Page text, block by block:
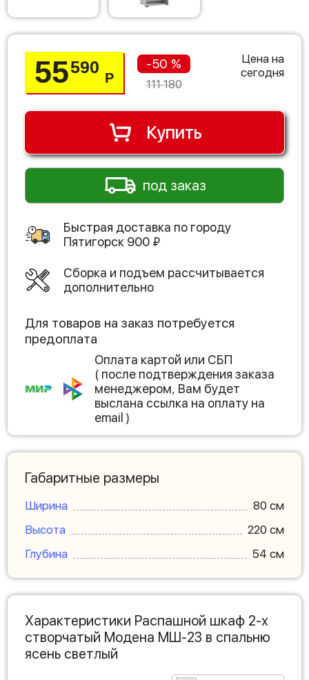
55590
Р
-50 %
111 180
Цена на
сегодня
Купить
под заказ
Быстрая доставка по городу
Пятигорск 900 ₽
Сборка и подъем рассчитывается
дополнительно
Для товаров на заказ потребуется
предоплата
Оплата картой или СБП
( после подтверждения заказа
менеджером, Вам будет
выслана ссылка на оплату на
email )
Габаритные размеры
Ширина
80 см
Высота
220 см
Глубина
54 см
Характеристики Распашной шкаф 2-х
створчатый Модена МШ-23 в спальню
ясень светлый